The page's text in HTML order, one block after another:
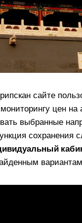
сайте
цен
выбранные